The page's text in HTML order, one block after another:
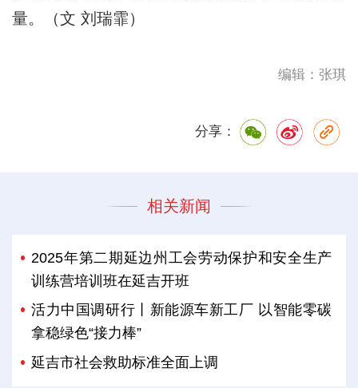
量。（文 刘瑞霏）
编辑：张琪
分享：
相关新闻
2025年第二期延边州工会劳动保护和安全生产
训练营培训班在延吉开班
活力中国调研行丨新能源车新工厂 以智能零碳
拿稳绿色“接力棒”
延吉市社会救助标准全面上调